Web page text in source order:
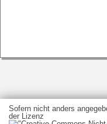
Sofern nicht anders
der Lizenz